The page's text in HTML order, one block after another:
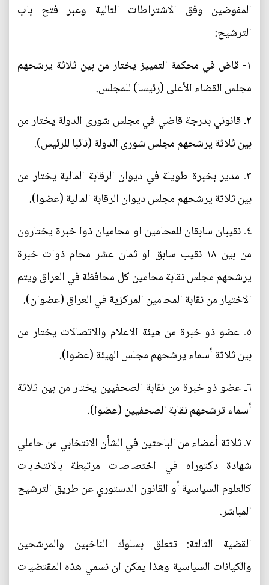
المفوضين وفق الاشتراطات التالية وعبر فتح باب
الترشيح:
١- قاض في محكمة التمييز يختار من بين ثلاثة يرشحهم
مجلس القضاء الأعلى (رئيسا) للمجلس.
٢ـ قانوني بدرجة قاضي في مجلس شورى الدولة يختار من
بين ثلاثة يرشحهم مجلس شورى الدولة (نائبا للرئيس).
٣ـ مدير بخبرة طويلة في ديوان الرقابة المالية يختار من
بين ثلاثة يرشحهم مجلس ديوان الرقابة المالية (عضوا).
٤ـ نقيبان سابقان للمحامين او محاميان ذوا خبرة يختارون
من بين ١٨ نقيب سابق او ثمان عشر محام ذوات خبرة
يرشحهم مجلس نقابة محامين كل محافظة في العراق ويتم
الاختيار من نقابة المحامين المركزية في العراق (عضوان).
٥ـ عضو ذو خبرة من هيئة الاعلام والاتصالات يختار من
بين ثلاثة أسماء يرشحهم مجلس الهيئة (عضوا).
٦ـ عضو ذو خبرة من نقابة الصحفيين يختار من بين ثلاثة
أسماء ترشحهم نقابة الصحفيين (عضوا).
٧ـ ثلاثة أعضاء من الباحثين في الشأن الانتخابي من حاملي
شهادة دكتوراه في اختصاصات مرتبطة بالانتخابات
كالعلوم السياسية أو القانون الدستوري عن طريق الترشيح
المباشر.
القضية الثالثة: تتعلق بسلوك الناخبين والمرشحين
والكيانات السياسية وهذا يمكن ان نسمي هذه المقتضيات